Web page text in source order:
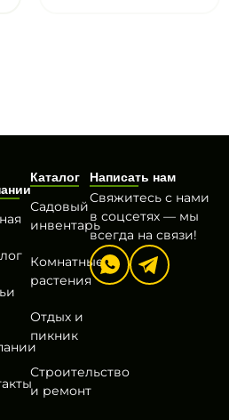
Каталог
Садовый
инвентарь
Комнатные
растения
Отдых и
пикник
Строительство
и ремонт
Написать нам
Свяжитесь с нами
в соцсетях — мы
всегда на связи!